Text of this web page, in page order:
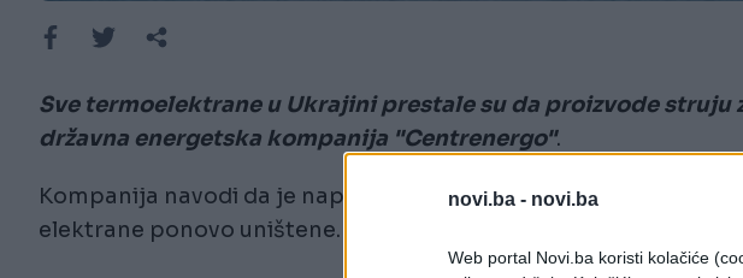
novi.ba - novi.ba
Web portal Novi.ba koristi kolačiće
Sve termoelektrane u Ukrajini prestale su da proizvode struju
državna energetska kompanija "Centrenergo".
Kompanija navodi da je napad bio najteži od početka rata u
elektrane ponovo uništene.